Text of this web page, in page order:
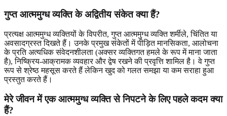
गुप्त आत्ममुग्ध व्यक्ति के अद्वितीय संकेत क्या हैं?
प्रत्यक्ष आत्ममुग्ध व्यक्तियों के विपरीत, गुप्त आत्ममुग्ध व्यक्ति शर्मीले, चिंतित या
अवसादग्रस्त दिखते हैं। उनके प्रमुख संकेतों में पीड़ित मानसिकता, आलोचना
के प्रति अत्यधिक संवेदनशीलता (अक्सर व्यक्तिगत हमले के रूप में माना जाता
है), निष्क्रिय-आक्रामक व्यवहार और द्वेष रखने की प्रवृत्ति शामिल है। वे गुप्त
रूप से श्रेष्ठ महसूस करते हैं लेकिन खुद को गलत समझा या कम सराहा हुआ
प्रस्तुत करते हैं।
मेरे जीवन में एक आत्ममुग्ध व्यक्ति से निपटने के लिए पहले कदम क्या
हैं?